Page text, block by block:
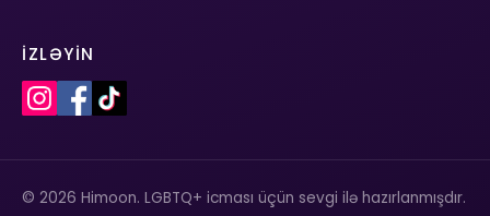
İZLƏYIN
© 2026 Himoon. LGBTQ+ icması üçün sevgi ilə hazırlanmışdır.